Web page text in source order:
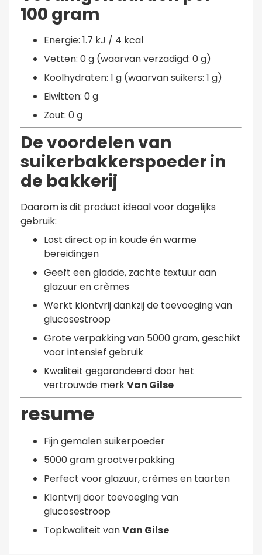
100 gram
Energie: 1.7 kJ / 4 kcal
Vetten: 0 g (waarvan verzadigd: 0 g)
Koolhydraten: 1 g (waarvan suikers: 1 g)
Eiwitten: 0 g
Zout: 0 g
De voordelen van
suikerbakkerspoeder in
de bakkerij
Daarom is dit product ideaal voor dagelijks
gebruik:
Lost direct op in koude én warme
bereidingen
Geeft een gladde, zachte textuur aan
glazuur en crèmes
Werkt klontvrij dankzij de toevoeging van
glucosestroop
Grote verpakking van 5000 gram, geschikt
voor intensief gebruik
Kwaliteit gegarandeerd door het
vertrouwde merkVan Gilse
resume
Fijn gemalen suikerpoeder
5000 gram grootverpakking
Perfect voor glazuur, crèmes en taarten
Klontvrij door toevoeging van
glucosestroop
Topkwaliteit vanVan Gilse